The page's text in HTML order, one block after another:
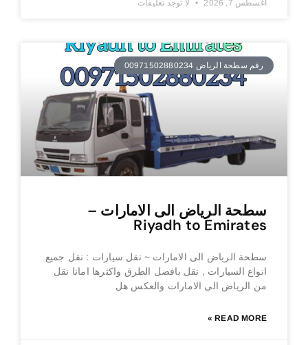
أغسطس 7, 2026 لا توجد تعليقات
رقم سطحة الرياض 00971502880234
سطحة الرياض الى الامارات –
Riyadh to Emirates
سطحة الرياض الى الامارات ~ نقل سيارات : نقل جميع
انواع السيارات , نقل بافضل الطرق واكثرها امانا نقل
من الرياض الى الامارات والعكس هل
READ MORE »